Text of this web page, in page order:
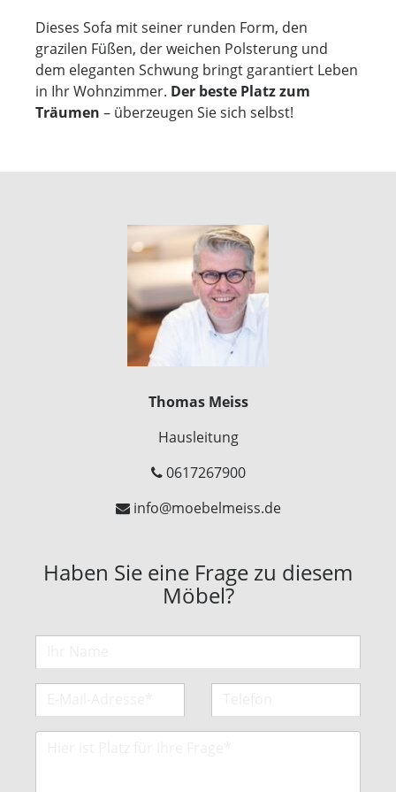
Dieses Sofa mit seiner runden Form, den
grazilen Füßen, der weichen Polsterung und
dem eleganten Schwung bringt garantiert Leben
in Ihr Wohnzimmer. Der beste Platz zum
Träumen – überzeugen Sie sich selbst!
Thomas Meiss
Hausleitung
0617267900
info@moebelmeiss.de
Haben Sie eine Frage zu diesem
Möbel?